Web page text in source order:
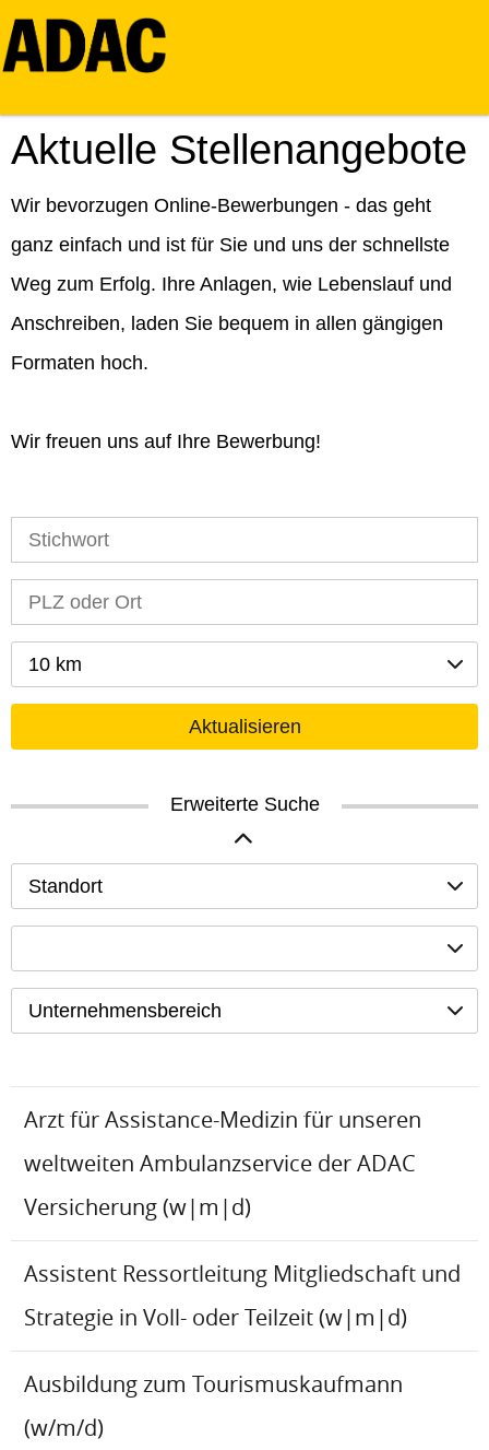
Aktuelle Stellenangebote
Wir bevorzugen Online-Bewerbungen - das geht
ganz einfach und ist für Sie und uns der schnellste
Weg zum Erfolg. Ihre Anlagen, wie Lebenslauf und
Anschreiben, laden Sie bequem in allen gängigen
Formaten hoch.
Wir freuen uns auf Ihre Bewerbung!
10 km
Aktualisieren
Erweiterte Suche
Standort
Unternehmensbereich
Arzt für Assistance-Medizin für unseren
weltweiten Ambulanzservice der ADAC
Versicherung (w|m|d)
Assistent Ressortleitung Mitgliedschaft und
Strategie in Voll- oder Teilzeit (w|m|d)
Ausbildung zum Tourismuskaufmann
(w/m/d)